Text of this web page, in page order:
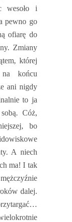
wesoło i
pewno go
ofiarę do
Zmiany
której
końcu
ani nigdy
to ja
Cóż,
bo
A niech
ma! I tak
dalej.